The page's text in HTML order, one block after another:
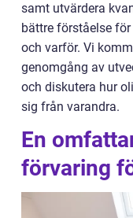
samt utvärdera
bättre förståelse
och varför. Vi
genomgång av
och diskutera hur
sig från varandra.
En
förvaring